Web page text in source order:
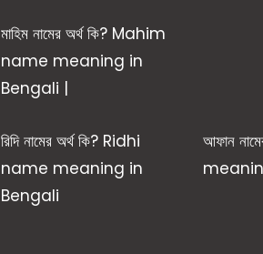
মাহিম নামের অর্থ কি? Mahim
name meaning in
Bengali |
রিদি নামের অর্থ কি? Ridhi
name meaning in
Bengali
আফান